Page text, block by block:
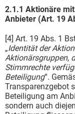
2.1.1 Aktionäre
Anbieter (Art. 19
[4] Art. 19 Abs. 1
„Identität der
Aktionärsgruppen,
Stimmrechte
Beteiligung“.
Transparenzgebot
Beteiligung am
sondern auch